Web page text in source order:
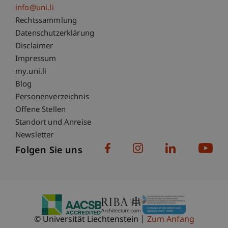
info@uni.li
Fußzeile Rechtliche Hinweise
Rechtssammlung
Datenschutzerklärung
Disclaimer
Impressum
Fußzeile Subdomain-Verzeichnis
my.uni.li
Blog
Personenverzeichnis
Offene Stellen
Standort und Anreise
Newsletter
Folgen Sie uns
© Universität Liechtenstein Zum Anfang